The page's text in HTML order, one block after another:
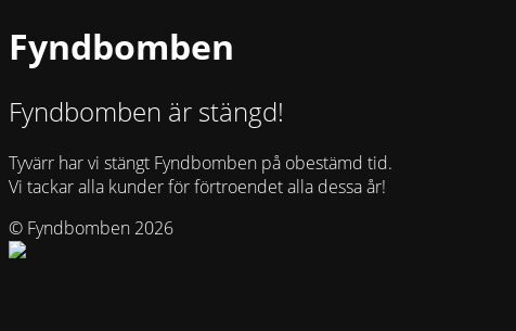
Fyndbomben
Fyndbomben är stängd!
Tyvärr har vi stängt Fyndbomben på obestämd tid.
Vi tackar alla kunder för förtroendet alla dessa år!
© Fyndbomben 2026